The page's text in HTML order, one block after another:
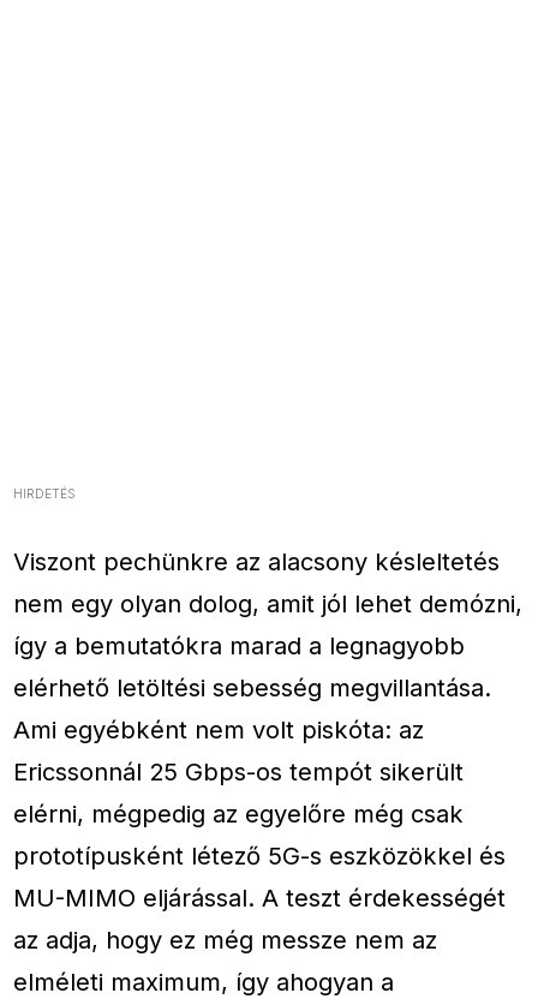
HIRDETÉS
Viszont pechünkre az alacsony késleltetés
nem egy olyan dolog, amit jól lehet demózni,
így a bemutatókra marad a legnagyobb
elérhető letöltési sebesség megvillantása.
Ami egyébként nem volt piskóta: az
Ericssonnál 25 Gbps-os tempót sikerült
elérni, mégpedig az egyelőre még csak
prototípusként létező 5G-s eszközökkel és
MU-MIMO eljárással. A teszt érdekességét
az adja, hogy ez még messze nem az
elméleti maximum, így ahogyan a